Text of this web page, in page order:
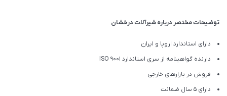
توضیحات مختصر درباره شیرآلات درخشان
دارای استاندارد اروپا و ایران
دارنده گواهینامه از سری استاندارد ISO 9001
فروش در بازارهای خارجی
دارای 5 سال ضمانت